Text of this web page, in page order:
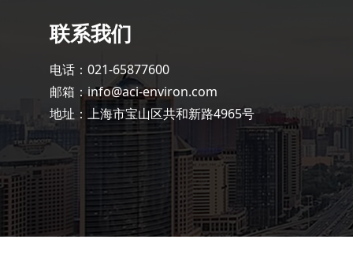
联系我们
电话：021-65877600
邮箱：info@aci-environ.com
地址：上海市宝山区共和新路4965号